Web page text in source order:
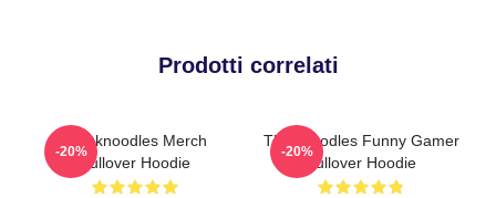
Prodotti correlati
Thinknoodles Merch
Pullover Hoodie
-20%
Thinknoodles Funny Gamer
Pullover Hoodie
-20%